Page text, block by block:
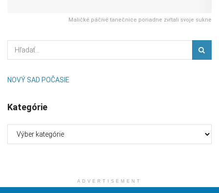
Maličké páčivé tanečnice poriadne zvŕtali svoje sukne
NOVÝ SAD POČASIE
Kategórie
Kategórie
ADVERTISEMENT